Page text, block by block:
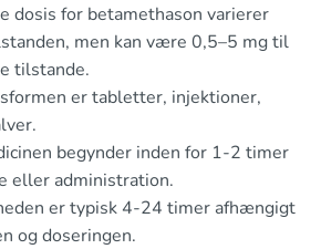
dosis for betamethason varierer
men kan være 0,5–5 mg til
tilstande.
er tabletter, injektioner,
begynder inden for 1-2 timer
eller administration.
er typisk 4-24 timer afhængigt
og doseringen.